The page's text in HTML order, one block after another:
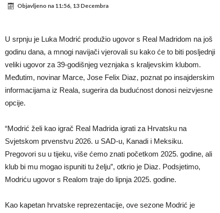
miliona eura!
Rashford se vratio u Manchester United. Odbija Tursku i Saudijsku
Ferran Torres sve bliže PSG-u
Gabrielova tetovaža predmet šale među navijačima: De Bruyneov lik
u novoj parodiji
Mourinho: “Nesretnik nam je došao nespreman”
Objavljeno na 11:56, 13 Decembra
U srpnju je Luka Modrić produžio ugovor s Real Madridom na još
godinu dana, a mnogi navijači vjerovali su kako će to biti posljednji
veliki ugovor za 39-godišnjeg veznjaka s kraljevskim klubom.
Međutim, novinar Marce, Jose Felix Diaz, poznat po insajderskim
informacijama iz Reala, sugerira da budućnost donosi neizvjesne
opcije.
“Modrić želi kao igrač Real Madrida igrati za Hrvatsku na
Svjetskom prvenstvu 2026. u SAD-u, Kanadi i Meksiku.
Pregovori su u tijeku, više ćemo znati početkom 2025. godine, ali
klub bi mu mogao ispuniti tu želju”, otkrio je Diaz. Podsjetimo,
Modriću ugovor s Realom traje do lipnja 2025. godine.
Kao kapetan hrvatske reprezentacije, ove sezone Modrić je